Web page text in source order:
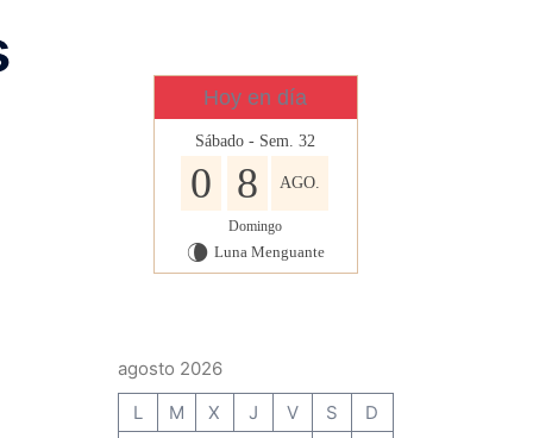
Hoy en día
Sábado - Sem. 32
0 8 AGO.
Domingo
V Luna Menguante
agosto 2026
L
M X J V S
D